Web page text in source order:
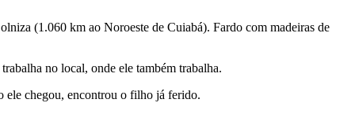
(1.060 km ao Noroeste de Cuiabá). Fardo com madeiras de
no local, onde ele também trabalha.
ele chegou, encontrou o filho já ferido.